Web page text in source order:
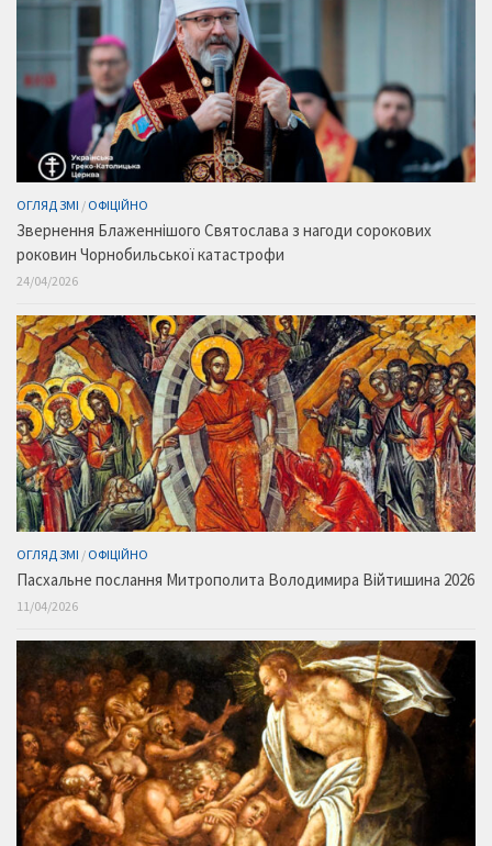
ОГЛЯД ЗМІ / ОФІЦІЙНО
Звернення Блаженнішого Святослава з нагоди сорокових
роковин Чорнобильської катастрофи
24/04/2026
ОГЛЯД ЗМІ / ОФІЦІЙНО
Пасхальне послання Митрополита Володимира Війтишина 2026
11/04/2026